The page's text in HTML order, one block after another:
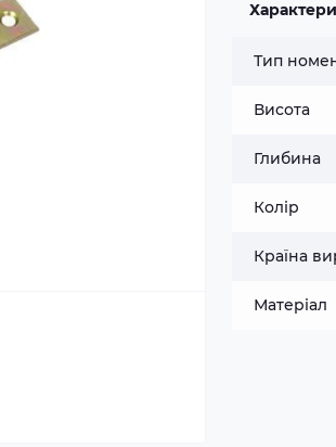
Тип
Висота
Глибина
Колір
Країна
Матеріал